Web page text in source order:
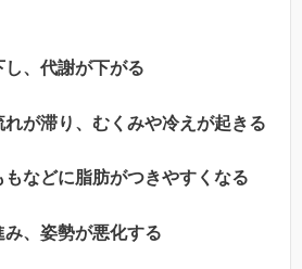
し、代謝が下がる
れが滞り、むくみや冷えが起きる
もなどに脂肪がつきやすくなる
み、姿勢が悪化する